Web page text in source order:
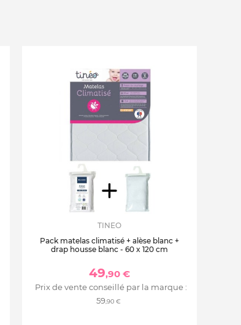
TINEO
Pack matelas climatisé + alèse blanc +
drap housse blanc - 60 x 120 cm
49,90 €
Prix de vente conseillé par la marque :
59,90 €